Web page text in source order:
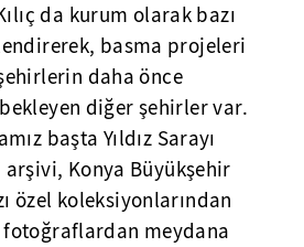
da kurum olarak bazı
basma projeleri
daha önce
diğer şehirler var.
başta Yıldız Sarayı
Konya Büyükşehir
özel koleksiyonlarından
fotoğraflardan meydana